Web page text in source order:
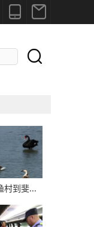



村到斐...